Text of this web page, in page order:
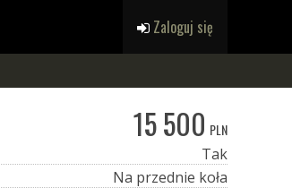
Zaloguj się
15 500 PLN
Tak
Na przednie koła